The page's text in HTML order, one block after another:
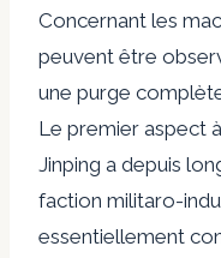
Concernant les
peuvent être
une purge
Le premier aspect
Jinping a depuis
faction militaro-
essentiellement